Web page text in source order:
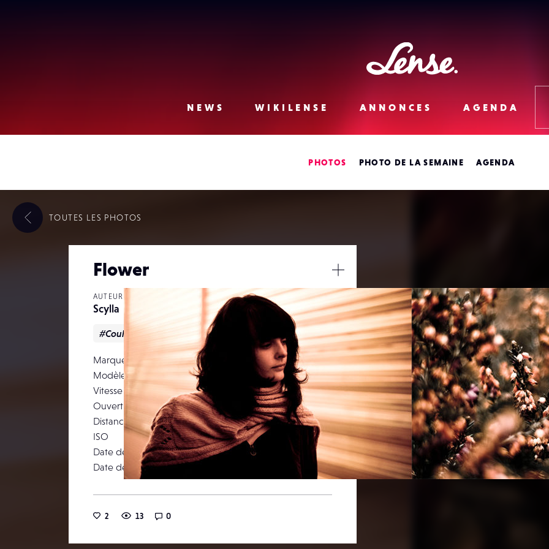
Lense
NEWS WIKILENSE ANNONCES AGENDA
PHOTOS PHOTO DE LA SEMAINE AGENDA
Flower
AUTEUR
Scylla
#Couleur
Marque
NIKON CORPORATION
Modèle
NIKON D90
Vitesse d’obturation
1/400
Ouverture
1.8
Distance focale
50 mm
ISO
250
Date de prise de vue
12 avril 2012
Date de publication
26 octobre 2012
2 13 0
/
Fermer
TOUTES LES PHOTOS